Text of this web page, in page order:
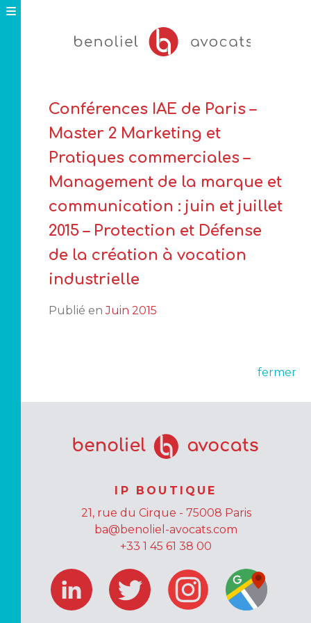
Conférences IAE de Paris –
Master 2 Marketing et
Pratiques commerciales –
Management de la marque et
communication : juin et juillet
2015 – Protection et Défense
de la création à vocation
industrielle
Publié enJuin 2015
fermer
IP BOUTIQUE
21, rue du Cirque - 75008 Paris
ba@benoliel-avocats.com
+33 1 45 61 38 00